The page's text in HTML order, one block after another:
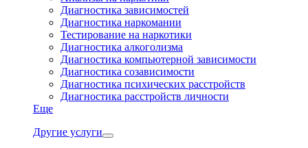
Диагностика зависимостей
Диагностика наркомании
Тестирование на наркотики
Диагностика алкоголизма
Диагностика компьютерной зависимости
Диагностика созависимости
Диагностика психических расстройств
Диагностика расстройств личности
Еще
Другие услуги